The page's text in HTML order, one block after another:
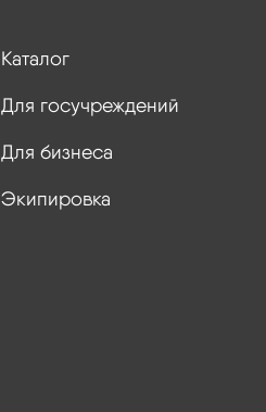
Каталог
Для госучреждений
Для бизнеса
Экипировка